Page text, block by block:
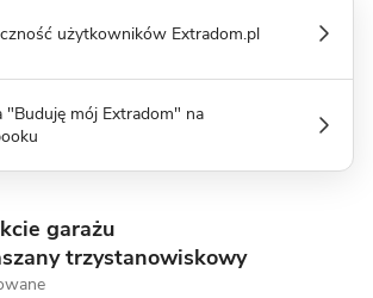
użytkowników Extradom.pl
"Buduję mój Extradom" na
garażu
trzystanowiskowy